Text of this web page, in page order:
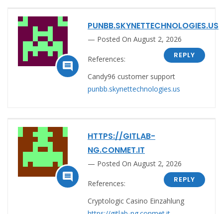

PUNBB.SKYNETTECHNOLOGIES.US
Posted On August 2, 2026
REPLY
References:
Candy96 customer support
punbb.skynettechnologies.us

HTTPS://GITLAB-
NG.CONMET.IT
Posted On August 2, 2026
REPLY
References:
Cryptologic Casino Einzahlung